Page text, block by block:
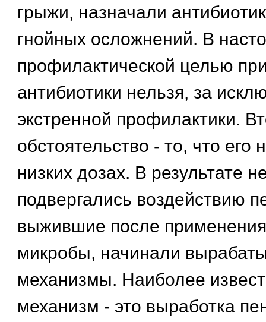
грыжи, назначали
гнойных осложнений. В
профилактической целью
антибиотики нельзя, за
экстренной профилактики.
обстоятельство - то, что его
низких дозах. В результате
подвергались воздействию
выжившие после
микробы, начинали
механизмы. Наиболее
механизм - это выработка